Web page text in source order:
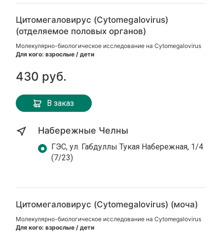
Цитомегаловирус (Cytomegalovirus)
(отделяемое половых органов)
Молекулярно-биологическое исследование на Cytomegalovirus
Для кого: взрослые / дети
430 руб.
В заказ
Набережные Челны
ГЭС, ул. Габдуллы Тукая Набережная, 1/4
(7/23)
Цитомегаловирус (Cytomegalovirus) (моча)
Молекулярно-биологическое исследование на Cytomegalovirus
Для кого: взрослые / дети